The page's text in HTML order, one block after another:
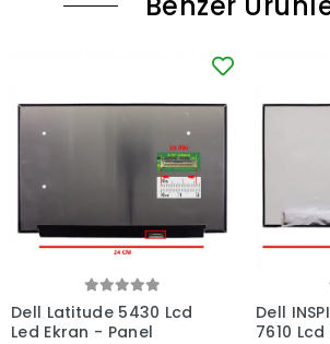
Dell Latitude 5430 Lcd
Led Ekran - Panel
Dell
7610